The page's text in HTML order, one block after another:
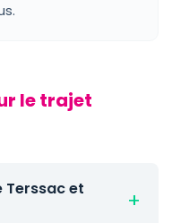
le trajet
Terssac et